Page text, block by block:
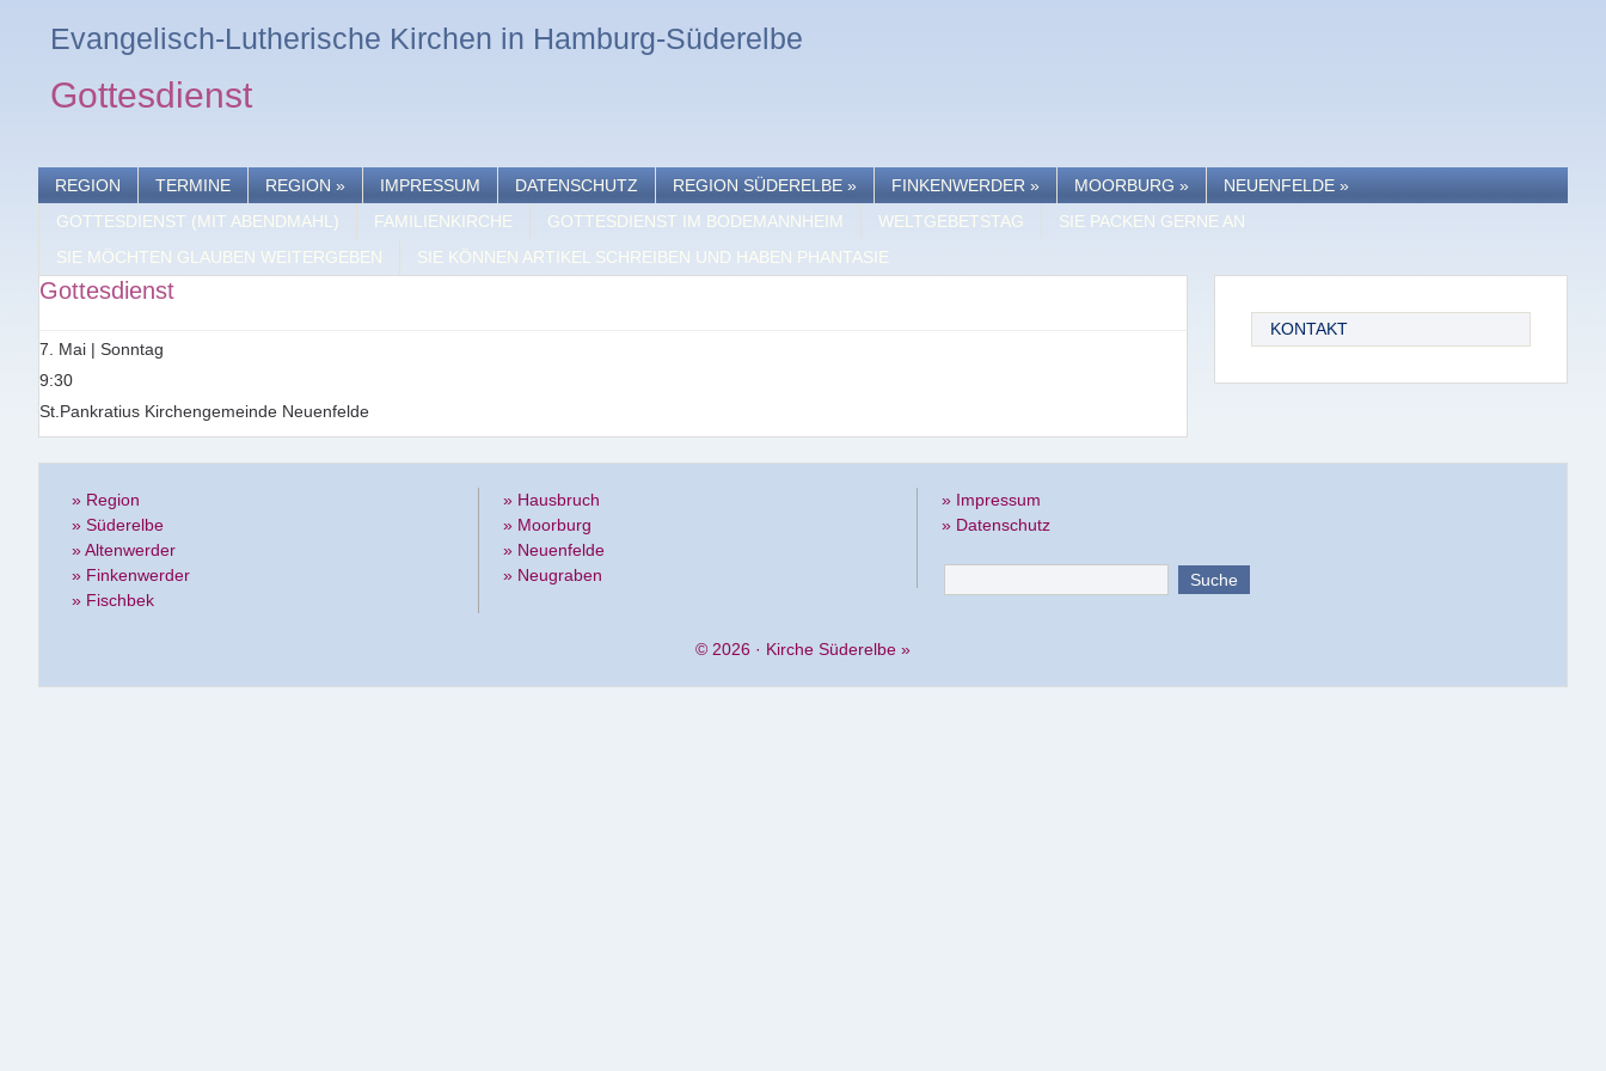
Evangelisch-Lutherische Kirchen in Hamburg-Süderelbe
Gottesdienst
REGION TERMINE REGION » IMPRESSUM DATENSCHUTZ REGION SÜDERELBE » FINKENWERDER » MOORBURG » NEUENFELDE »
GOTTESDIENST (MIT ABENDMAHL)
FAMILIENKIRCHE GOTTESDIENST IM BODEMANNHEIM WELTGEBETSTAG
SIE PACKEN GERNE AN
SIE MÖCHTEN GLAUBEN WEITERGEBEN
SIE KÖNNEN ARTIKEL SCHREIBEN UND HABEN PHANTASIE
Gottesdienst
7. Mai | Sonntag
9:30
St.Pankratius Kirchengemeinde Neuenfelde
KONTAKT
» Region
» Süderelbe
» Altenwerder
» Finkenwerder
» Fischbek
» Hausbruch
» Moorburg
» Neuenfelde
» Neugraben
» Impressum
» Datenschutz
© 2026 · Kirche Süderelbe »